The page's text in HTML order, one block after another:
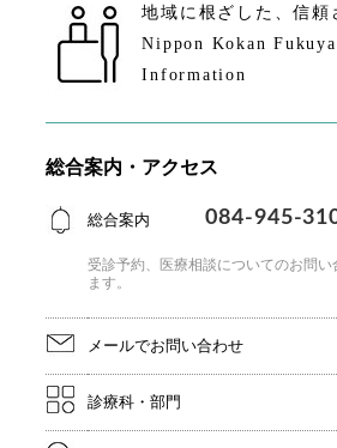
地域に根ざした、信頼
Nippon Kokan
Information
総合案内・アクセス
総合案内 084-945-
受診予約、医療相談についてのお問い
ます。
メールでお問い合わせ
診療科・部門